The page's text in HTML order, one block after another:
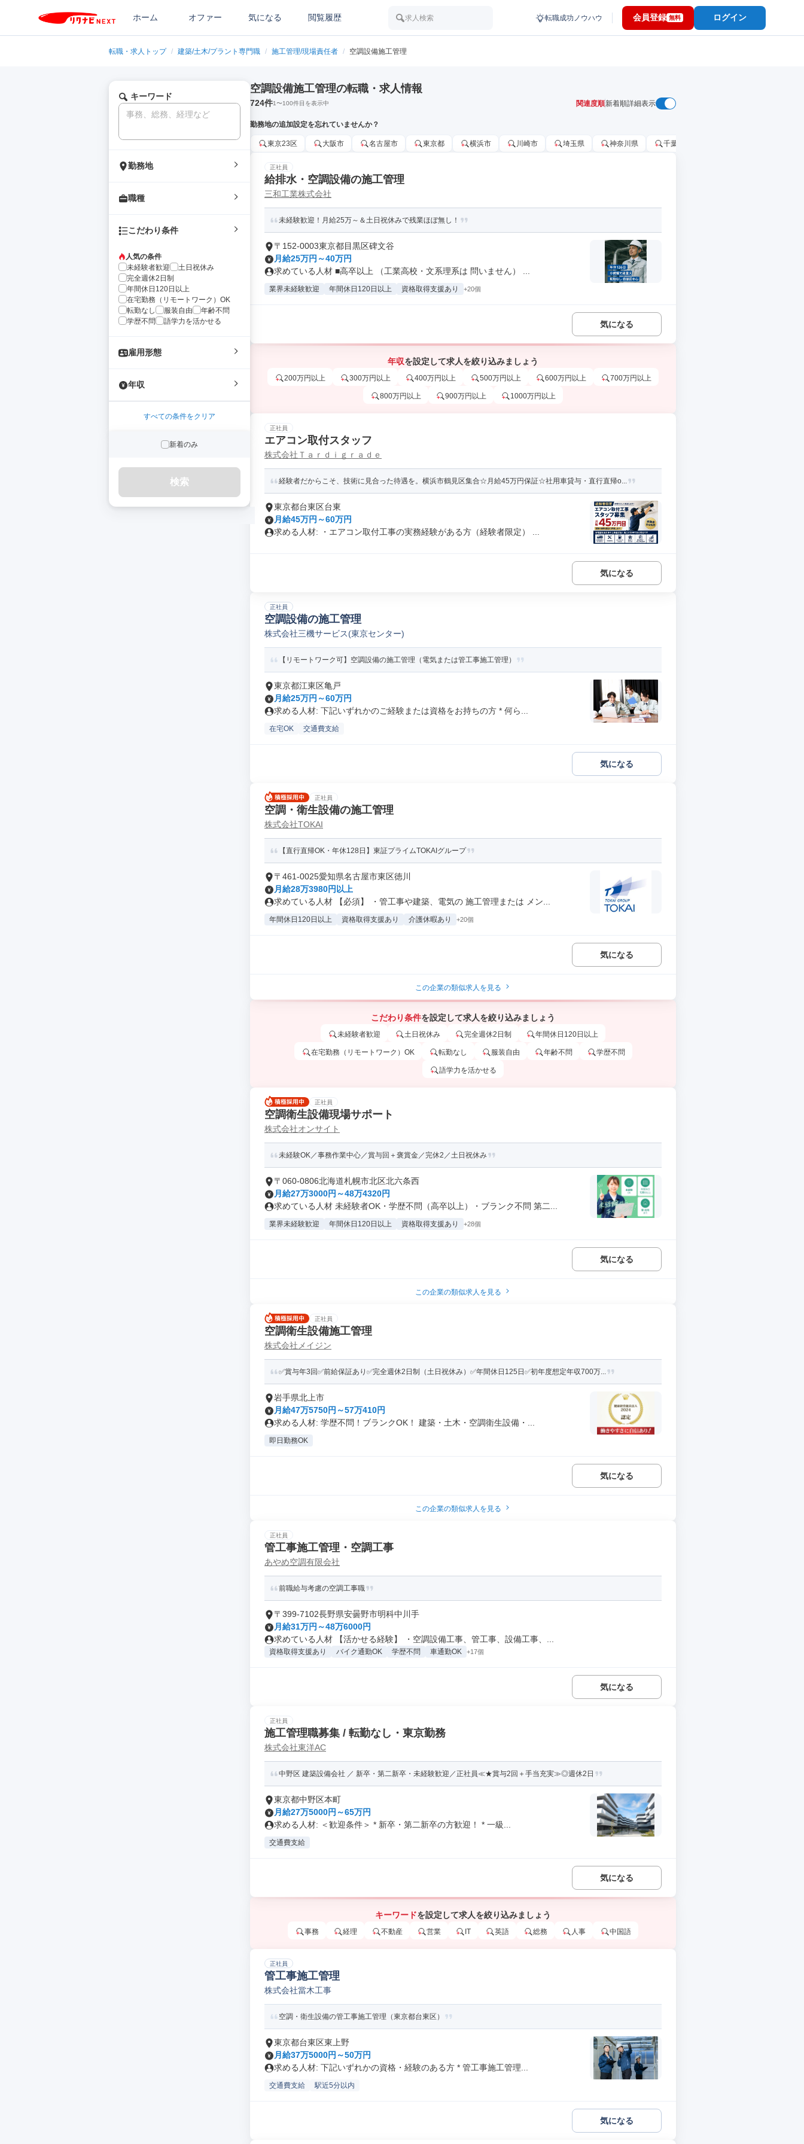
ホーム オファー 気になる 閲覧履歴 求人検索 転職成功ノウハウ 会員登録 無料 ログイン
転職・求人トップ / 建築/土木/プラント専門職 / 施工管理/現場責任者 / 空調設備施工管理
キーワード
勤務地
職種
こだわり条件
人気の条件
未経験者歓迎
土日祝休み
完全週休2日制
年間休日120日以上
在宅勤務（リモートワーク）OK
転勤なし
服装自由
年齢不問
学歴不問
語学力を活かせる
雇用形態
年収
すべての条件をクリア
新着のみ
検索
空調設備施工管理の転職・求人情報
724件1〜100件目を表示中 関連度順新着順詳細表示
勤務地の追加設定を忘れていませんか？
東京23区 大阪市 名古屋市 東京都 横浜市 川崎市 埼玉県 神奈川県 千葉市
正社員
給排水・空調設備の施工管理
三和工業株式会社
未経験歓迎！月給25万～＆土日祝休みで残業ほぼ無し！
〒152-0003東京都目黒区碑文谷
月給25万円～40万円
求めている人材 ■高卒以上 （工業高校・文系理系は 問いません） ...
業界未経験歓迎 年間休日120日以上 資格取得支援あり +20個
気になる
年収を設定して求人を絞り込みましょう
200万円以上 300万円以上 400万円以上 500万円以上 600万円以上 700万円以上
800万円以上 900万円以上 1000万円以上
正社員
エアコン取付スタッフ
株式会社Ｔａｒｄｉｇｒａｄｅ
経験者だからこそ、技術に見合った待遇を。横浜市鶴見区集合☆月給45万円保証☆社用車貸与・直行直帰o...
東京都台東区台東
月給45万円～60万円
求める人材: ・エアコン取付工事の実務経験がある方（経験者限定） ...
気になる
正社員
空調設備の施工管理
株式会社三機サービス(東京センター)
【リモートワーク可】空調設備の施工管理（電気または管工事施工管理）
東京都江東区亀戸
月給25万円～60万円
求める人材: 下記いずれかのご経験または資格をお持ちの方 * 何ら...
在宅OK 交通費支給
気になる
正社員
空調・衛生設備の施工管理
株式会社TOKAI
【直行直帰OK・年休128日】東証プライムTOKAIグループ
〒461-0025愛知県名古屋市東区徳川
月給28万3980円以上
求めている人材 【必須】 ・管工事や建築、電気の 施工管理または メン...
年間休日120日以上 資格取得支援あり 介護休暇あり +20個
気になる
この企業の類似求人を見る
こだわり条件を設定して求人を絞り込みましょう
未経験者歓迎 土日祝休み 完全週休2日制 年間休日120日以上
在宅勤務（リモートワーク）OK 転勤なし 服装自由 年齢不問 学歴不問
語学力を活かせる
正社員
空調衛生設備現場サポート
株式会社オンサイト
未経験OK／事務作業中心／賞与回＋褒賞金／完休2／土日祝休み
〒060-0806北海道札幌市北区北六条西
月給27万3000円～48万4320円
求めている人材 未経験者OK・学歴不問（高卒以上）・ブランク不問 第二...
業界未経験歓迎 年間休日120日以上 資格取得支援あり +28個
気になる
この企業の類似求人を見る
正社員
空調衛生設備施工管理
株式会社メイジン
✅賞与年3回✅前給保証あり✅完全週休2日制（土日祝休み）✅年間休日125日✅初年度想定年収700万...
岩手県北上市
月給47万5750円～57万410円
求める人材: 学歴不問！ブランクOK！ 建築・土木・空調衛生設備・...
即日勤務OK
気になる
この企業の類似求人を見る
正社員
管工事施工管理・空調工事
あやめ空調有限会社
前職給与考慮の空調工事職
〒399-7102長野県安曇野市明科中川手
月給31万円～48万6000円
求めている人材 【活かせる経験】 ・空調設備工事、管工事、設備工事、...
資格取得支援あり バイク通勤OK 学歴不問 車通勤OK +17個
気になる
正社員
施工管理職募集 / 転勤なし・東京勤務
株式会社東洋AC
中野区 建築設備会社 ／ 新卒・第二新卒・未経験歓迎／正社員≪★賞与2回＋手当充実≫◎週休2日
東京都中野区本町
月給27万5000円～65万円
求める人材: ＜歓迎条件＞ * 新卒・第二新卒の方歓迎！ * 一級...
交通費支給
気になる
キーワードを設定して求人を絞り込みましょう
事務 経理 不動産 営業 IT 英語 総務 人事 中国語
正社員
管工事施工管理
株式会社當木工事
空調・衛生設備の管工事施工管理（東京都台東区）
東京都台東区東上野
月給37万5000円～50万円
求める人材: 下記いずれかの資格・経験のある方 * 管工事施工管理...
交通費支給 駅近5分以内
気になる